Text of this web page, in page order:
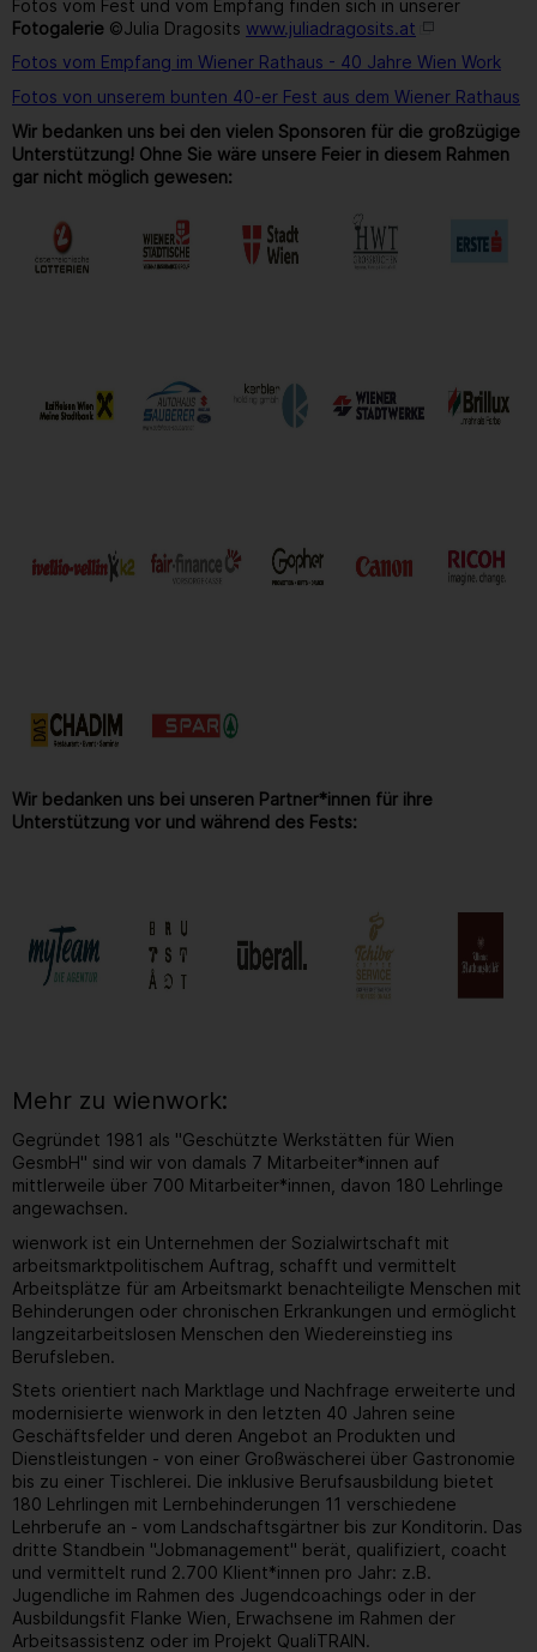
Fotos vom Fest und vom Empfang finden sich in unserer
Fotogalerie ©Julia Dragosits www.juliadragosits.at
Fotos vom Empfang im Wiener Rathaus - 40 Jahre Wien Work
Fotos von unserem bunten 40-er Fest aus dem Wiener Rathaus
Wir bedanken uns bei den vielen Sponsoren für die großzügige
Unterstützung! Ohne Sie wäre unsere Feier in diesem Rahmen
gar nicht möglich gewesen:
Wir bedanken uns bei unseren Partner*innen für ihre
Unterstützung vor und während des Fests:
Mehr zu wienwork:
Gegründet 1981 als "Geschützte Werkstätten für Wien
GesmbH" sind wir von damals 7 Mitarbeiter*innen auf
mittlerweile über 700 Mitarbeiter*innen, davon 180 Lehrlinge
angewachsen.
wienwork ist ein Unternehmen der Sozialwirtschaft mit
arbeitsmarktpolitischem Auftrag, schafft und vermittelt
Arbeitsplätze für am Arbeitsmarkt benachteiligte Menschen mit
Behinderungen oder chronischen Erkrankungen und ermöglicht
langzeitarbeitslosen Menschen den Wiedereinstieg ins
Berufsleben.
Stets orientiert nach Marktlage und Nachfrage erweiterte und
modernisierte wienwork in den letzten 40 Jahren seine
Geschäftsfelder und deren Angebot an Produkten und
Dienstleistungen - von einer Großwäscherei über Gastronomie
bis zu einer Tischlerei. Die inklusive Berufsausbildung bietet
180 Lehrlingen mit Lernbehinderungen 11 verschiedene
Lehrberufe an - vom Landschaftsgärtner bis zur Konditorin. Das
dritte Standbein "Jobmanagement" berät, qualifiziert, coacht
und vermittelt rund 2.700 Klient*innen pro Jahr: z.B.
Jugendliche im Rahmen des Jugendcoachings oder in der
Ausbildungsfit Flanke Wien, Erwachsene im Rahmen der
Arbeitsassistenz oder im Projekt QualiTRAIN.